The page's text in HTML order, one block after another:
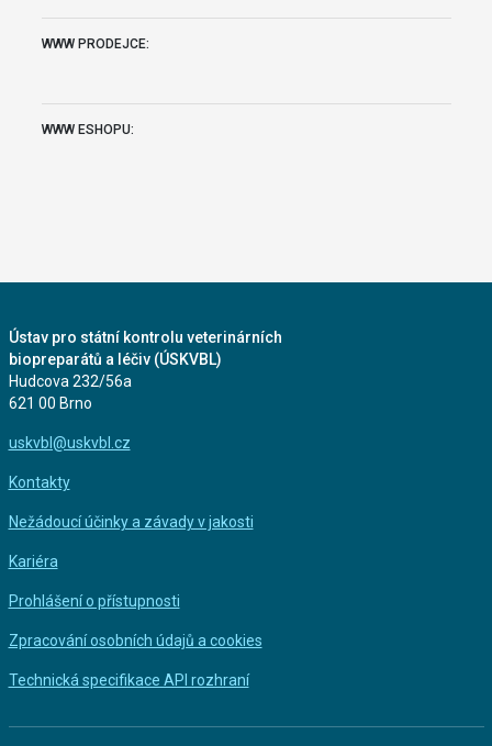
WWW PRODEJCE:
WWW ESHOPU:
Ústav pro státní kontrolu veterinárních
biopreparátů a léčiv (ÚSKVBL)
Hudcova 232/56a
621 00 Brno
uskvbl@uskvbl.cz
Kontakty
Nežádoucí účinky a závady v jakosti
Kariéra
Prohlášení o přístupnosti
Zpracování osobních údajů a cookies
Technická specifikace API rozhraní